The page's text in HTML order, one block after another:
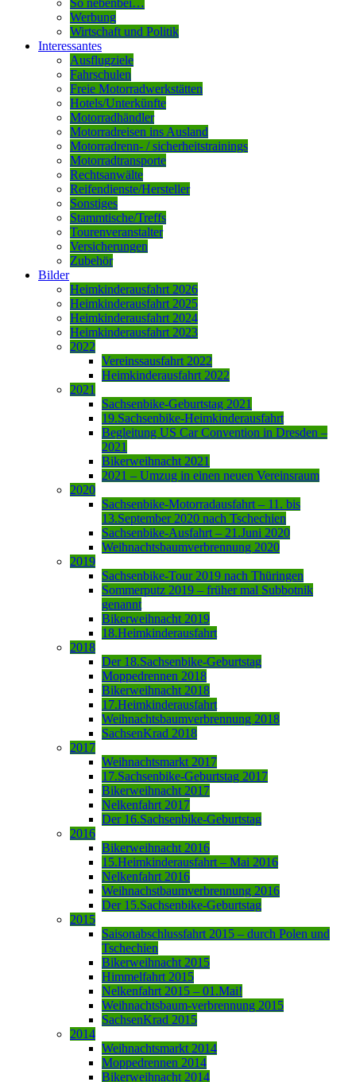
Werbung
Wirtschaft und Politik
Interessantes
Ausflugziele
Fahrschulen
Freie Motorradwerkstätten
Hotels/Unterkünfte
Motorradhändler
Motorradreisen ins Ausland
Motorradrenn- / sicherheitstrainings
Motorradtransporte
Rechtsanwälte
Reifendienste/Hersteller
Sonstiges
Stammtische/Treffs
Tourenveranstalter
Versicherungen
Zubehör
Bilder
Heimkinderausfahrt 2026
Heimkinderausfahrt 2025
Heimkinderausfahrt 2024
Heimkinderausfahrt 2023
2022
Vereinssausfahrt 2022
Heimkinderausfahrt 2022
2021
Sachsenbike-Geburtstag 2021
19.Sachsenbike-Heimkinderausfahrt
Begleitung US Car Convention in Dresden –
2021
Bikerweihnacht 2021
2021 – Umzug in einen neuen Vereinsraum
2020
Sachsenbike-Motorradausfahrt – 11. bis
13.September 2020 nach Tschechien
Sachsenbike-Ausfahrt – 21.Juni 2020
Weihnachtsbaumverbrennung 2020
2019
Sachsenbike-Tour 2019 nach Thüringen
Sommerputz 2019 – früher mal Subbotnik
genannt
Bikerweihnacht 2019
18.Heimkinderausfahrt
2018
Der 18.Sachsenbike-Geburtstag
Moppedrennen 2018
Bikerweihnacht 2018
17.Heimkinderausfahrt
Weihnachtsbaumverbrennung 2018
SachsenKrad 2018
2017
Weihnachtsmarkt 2017
17.Sachsenbike-Geburtstag 2017
Bikerweihnacht 2017
Nelkenfahrt 2017
Der 16.Sachsenbike-Geburtstag
2016
Bikerweihnacht 2016
15.Heimkinderausfahrt – Mai 2016
Nelkenfahrt 2016
Weihnachstbaumverbrennung 2016
Der 15.Sachsenbike-Geburtstag
2015
Saisonabschlussfahrt 2015 – durch Polen und
Tschechien
Bikerweihnacht 2015
Himmelfahrt 2015
Nelkenfahrt 2015 – 01.Mai!
Weihnachtsbaum-verbrennung 2015
SachsenKrad 2015
2014
Weihnachtsmarkt 2014
Moppedrennen 2014
Bikerweihnacht 2014